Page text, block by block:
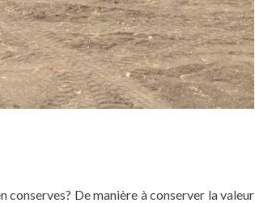
De manière à conserver la valeur